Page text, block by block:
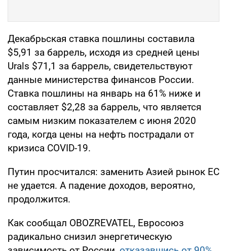
Декабрьская ставка пошлины составила
$5,91 за баррель, исходя из средней цены
Urals $71,1 за баррель, свидетельствуют
данные министерства финансов России.
Ставка пошлины на январь на 61% ниже и
составляет $2,28 за баррель, что является
самым низким показателем с июня 2020
года, когда цены на нефть пострадали от
кризиса COVID-19.
Путин просчитался: заменить Азией рынок ЕС
не удается. А падение доходов, вероятно,
продолжится.
Как сообщал OBOZREVATEL, Евросоюз
радикально снизил энергетическую